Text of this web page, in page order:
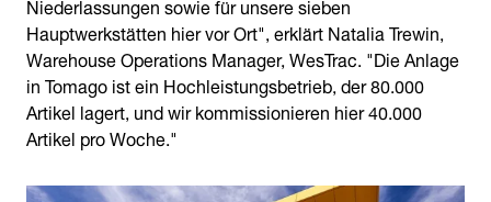
Hauptwerkstätten hier vor Ort", erklärt Natalia Trewin,
Warehouse Operations Manager, WesTrac. "Die Anlage
in Tomago ist ein Hochleistungsbetrieb, der 80.000
Artikel lagert, und wir kommissionieren hier 40.000
Artikel pro Woche."